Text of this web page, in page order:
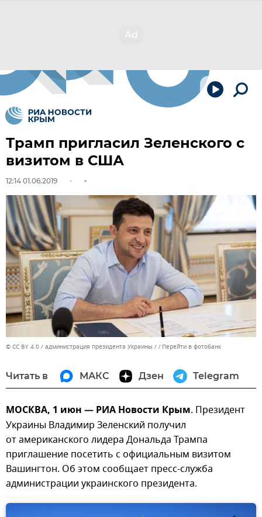
Трамп пригласил Зеленского с
визитом в США
12:14 01.06.2019
© CC BY 4.0 / администрация президента Украины / Перейти в фотобанк
Читать в МАКС Дзен Telegram
МОСКВА, 1 июн — РИА Новости Крым. Президент
Украины Владимир Зеленский получил
от американского лидера Дональда Трампа
приглашение посетить с официальным визитом
Вашингтон. Об этом сообщает пресс-служба
администрации украинского президента.